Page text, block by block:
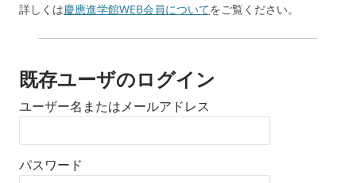
詳しくは慶應進学館WEB会員についてをご覧ください。
既存ユーザのログイン
ユーザー名またはメールアドレス
パスワード